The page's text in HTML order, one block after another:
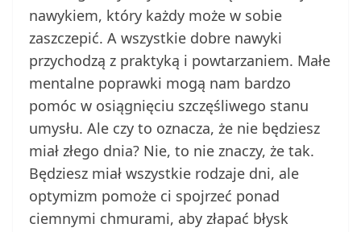
nawykiem, który każdy może w sobie
zaszczepić. A wszystkie dobre nawyki
przychodzą z praktyką i powtarzaniem. Małe
mentalne poprawki mogą nam bardzo
pomóc w osiągnięciu szczęśliwego stanu
umysłu. Ale czy to oznacza, że nie będziesz
miał złego dnia? Nie, to nie znaczy, że tak.
Będziesz miał wszystkie rodzaje dni, ale
optymizm pomoże ci spojrzeć ponad
ciemnymi chmurami, aby złapać błysk